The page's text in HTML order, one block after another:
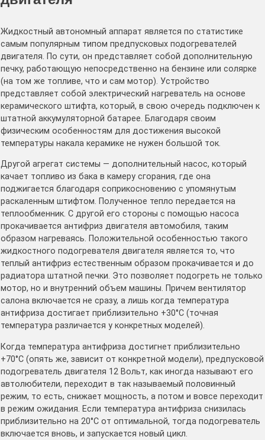
Жидкостный автономный аппарат является по статистике
самым популярным типом предпусковых подогревателей
двигателя. По сути, он представляет собой дополнительную
печку, работающую непосредственно на бензине или солярке
(на том же топливе, что и сам мотор). Устройство
представляет собой электрический нагреватель на основе
керамического штифта, который, в свою очередь подключен к
штатной аккумуляторной батарее. Благодаря своим
физическим особенностям для достижения высокой
температуры накала керамике не нужен большой ток.
Другой агрегат системы — дополнительный насос, который
качает топливо из бака в камеру сгорания, где она
поджигается благодаря соприкосновению с упомянутым
раскаленным штифтом. Полученное тепло передается на
теплообменник. С другой его стороны с помощью насоса
прокачивается антифриз двигателя автомобиля, таким
образом нагреваясь. Положительной особенностью такого
жидкостного подогревателя двигателя является то, что
теплый антифриз естественным образом прокачивается и до
радиатора штатной печки. Это позволяет подогреть не только
мотор, но и внутренний объем машины. Причем вентилятор
салона включается не сразу, а лишь когда температура
антифриза достигает приблизительно +30°С (точная
температура различается у конкретных моделей).
Когда температура антифриза достигнет приблизительно
+70°С (опять же, зависит от конкретной модели), предпусковой
подогреватель двигателя 12 Вольт, как иногда называют его
автолюбители, переходит в так называемый половинный
режим, то есть, снижает мощность, а потом и вовсе переходит
в режим ожидания. Если температура антифриза снизилась
приблизительно на 20°С от оптимальной, тогда подогреватель
включается вновь, и запускается новый цикл.